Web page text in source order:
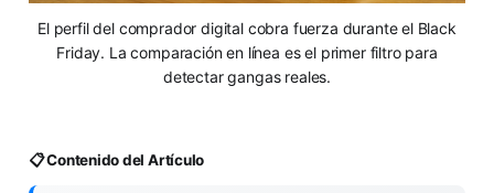
El perfil del comprador digital cobra fuerza durante el Black
Friday. La comparación en línea es el primer filtro para
detectar gangas reales.
📋 Contenido del Artículo